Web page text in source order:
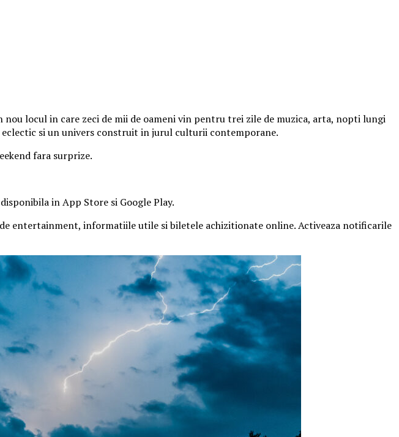
locul in care zeci de mii de oameni vin pentru trei zile de muzica, arta, nopti lungi
eclectic si un univers construit in jurul culturii contemporane.
fara surprize.
in App Store si Google Play.
entertainment, informatiile utile si biletele achizitionate online. Activeaza notificarile